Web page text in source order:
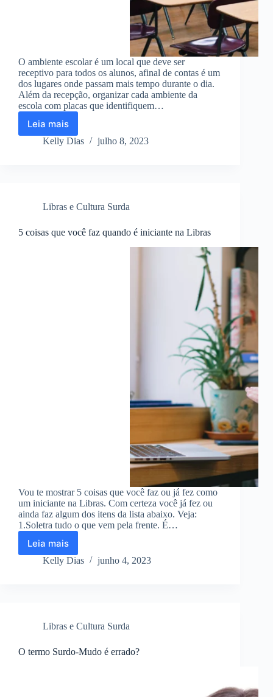
O ambiente escolar é um local que deve ser
receptivo para todos os alunos, afinal de contas é um
dos lugares onde passam mais tempo durante o dia.
Além da recepção, organizar cada ambiente da
escola com placas que identifiquem…
Leia mais
Placas
de
Kelly Dias julho 8, 2023
Libras e Cultura Surda
5 coisas que você faz quando é iniciante na Libras
Vou te mostrar 5 coisas que você faz ou já fez como
um iniciante na Libras. Com certeza você já fez ou
ainda faz algum dos itens da lista abaixo. Veja:
1.Soletra tudo o que vem pela frente. É…
Leia mais
5
coisas
iniciante
Libras
Kelly Dias junho 4, 2023
Libras e Cultura Surda
O termo Surdo-Mudo é errado?